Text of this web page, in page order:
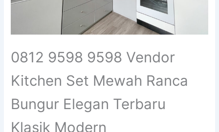
0812 9598 9598 Vendor
Kitchen Set Mewah Ranca
Bungur Elegan Terbaru
Klasik Modern